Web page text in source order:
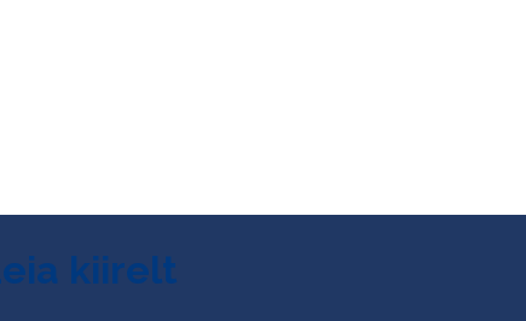
kiirelt